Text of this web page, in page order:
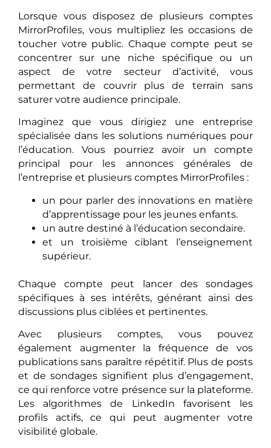
Lorsque vous disposez de plusieurs comptes
MirrorProfiles, vous multipliez les occasions de
toucher votre public. Chaque compte peut se
concentrer sur une niche spécifique ou un
aspect de votre secteur d’activité, vous
permettant de couvrir plus de terrain sans
saturer votre audience principale.
Imaginez que vous dirigiez une entreprise
spécialisée dans les solutions numériques pour
l’éducation. Vous pourriez avoir un compte
principal pour les annonces générales de
l’entreprise et plusieurs comptes MirrorProfiles :
un pour parler des innovations en matière
d’apprentissage pour les jeunes enfants.
un autre destiné à l’éducation secondaire.
et un troisième ciblant l’enseignement
supérieur.
Chaque compte peut lancer des sondages
spécifiques à ses intérêts, générant ainsi des
discussions plus ciblées et pertinentes.
Avec plusieurs comptes, vous pouvez
également augmenter la fréquence de vos
publications sans paraître répétitif. Plus de posts
et de sondages signifient plus d’engagement,
ce qui renforce votre présence sur la plateforme.
Les algorithmes de LinkedIn favorisent les
profils actifs, ce qui peut augmenter votre
visibilité globale.